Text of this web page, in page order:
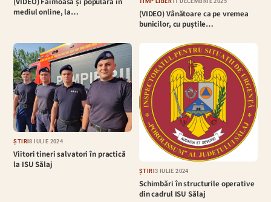
mediul online, la…
TIMP LIBER11 DECEMBRIE 2025
(VIDEO) Vânătoare ca pe vremea
bunicilor, cu puștile…
ȘTIRI8 IULIE 2024
Viitori tineri salvatori în practică
la ISU Sălaj
ȘTIRI3 IULIE 2024
Schimbări în structurile operative
din cadrul ISU Sălaj